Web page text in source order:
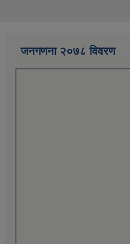
जनगणना २०७८ विवरण